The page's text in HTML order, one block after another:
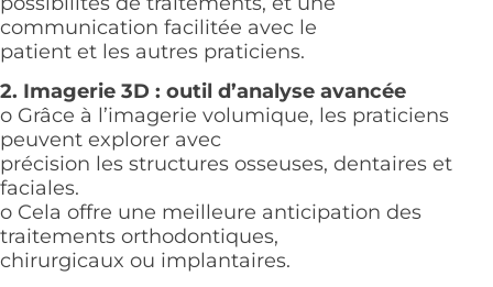
communication facilitée avec le
patient et les autres praticiens.
2. Imagerie 3D : outil d’analyse avancée
o Grâce à l’imagerie volumique, les praticiens
peuvent explorer avec
précision les structures osseuses, dentaires et
faciales.
o Cela offre une meilleure anticipation des
traitements orthodontiques,
chirurgicaux ou implantaires.